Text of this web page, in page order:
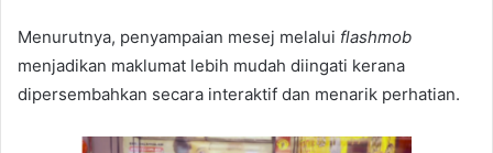
Menurutnya, penyampaian mesej melalui flashmob
menjadikan maklumat lebih mudah diingati kerana
dipersembahkan secara interaktif dan menarik perhatian.